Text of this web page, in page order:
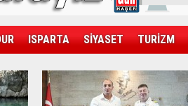
ISPARTA SİYASET TURİZM